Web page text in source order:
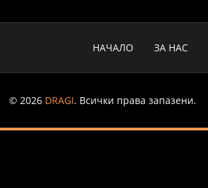
НАЧАЛО ЗА НАС
© 2026 DRAGI. Всички права запазени.